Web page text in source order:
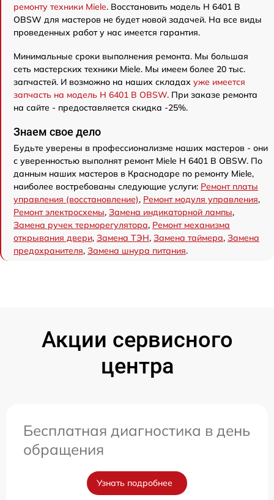
ремонту техники Miele. Восстановить модель H 6401 B
OBSW для мастеров не будет новой задачей. На все виды
проведенных работ у нас имеется гарантия.
Минимальные сроки выполнения ремонта. Мы большая
сеть мастерских техники Miele. Мы имеем более 20 тыс.
запчастей. И возможно на наших складах уже имеется
запчасть на модель H 6401 B OBSW. При заказе ремонта
на сайте - предоставляется скидка -25%.
Знаем свое дело
Будьте уверены в профессионализме наших мастеров - они
с уверенностью выполнят ремонт Miele H 6401 B OBSW. По
данным наших мастеров в Краснодаре по ремонту Miele,
наиболее востребованы следующие услуги: Ремонт платы
управления (восстановление), Ремонт модуля управления,
Ремонт электросхемы, Замена индикаторной лампы,
Замена ручек терморегулятора, Ремонт механизма
открывания двери, Замена ТЭН, Замена таймера, Замена
предохранителя, Замена шнура питания.
Акции сервисного
центра
Бесплатная диагностика в день
обращения
Узнать подробнее